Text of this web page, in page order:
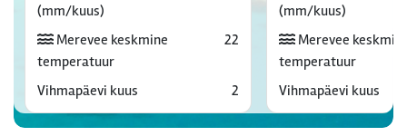
(mm/kuus)
Merevee keskmine
temperatuur
22
Vihmapäevi kuus 2
(mm/kuus)
Merevee
temperatuur
Vihmapäevi kuus